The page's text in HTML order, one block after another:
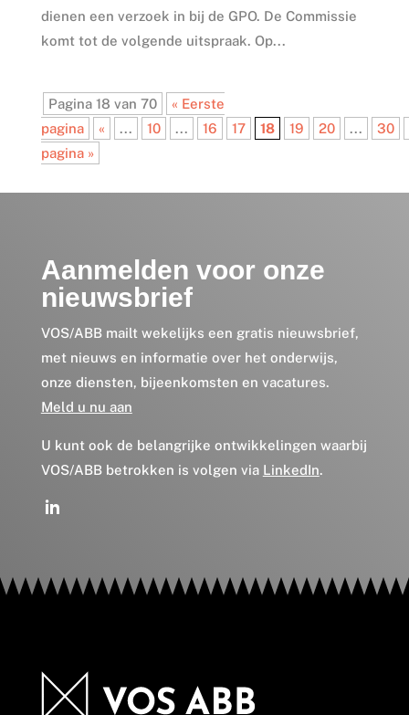
dienen een verzoek in bij de GPO. De Commissie
komt tot de volgende uitspraak. Op...
Pagina 18 van 70
« Eerste
pagina
« ... 10 ... 16 17 18 19 20 ... 30
pagina »
Aanmelden voor onze
nieuwsbrief
VOS/ABB mailt wekelijks een gratis nieuwsbrief,
met nieuws en informatie over het onderwijs,
onze diensten, bijeenkomsten en vacatures.
Meld u nu aan
U kunt ook de belangrijke ontwikkelingen waarbij
VOS/ABB betrokken is volgen via LinkedIn.